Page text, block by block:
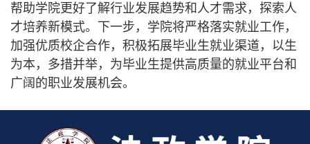
帮助学院更好了解行业发展趋势和人才需求，探索人
才培养新模式。下一步，学院将严格落实就业工作，
加强优质校企合作，积极拓展毕业生就业渠道，以生
为本，多措并举，为毕业生提供高质量的就业平台和
广阔的职业发展机会。